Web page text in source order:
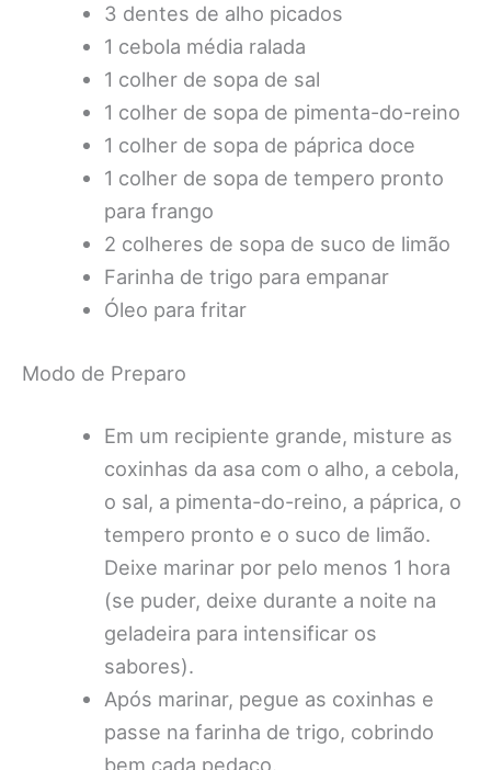
3 dentes de alho picados
1 cebola média ralada
1 colher de sopa de sal
1 colher de sopa de pimenta-do-reino
1 colher de sopa de páprica doce
1 colher de sopa de tempero pronto
para frango
2 colheres de sopa de suco de limão
Farinha de trigo para empanar
Óleo para fritar
Modo de Preparo
Em um recipiente grande, misture as
coxinhas da asa com o alho, a cebola,
o sal, a pimenta-do-reino, a páprica, o
tempero pronto e o suco de limão.
Deixe marinar por pelo menos 1 hora
(se puder, deixe durante a noite na
geladeira para intensificar os
sabores).
Após marinar, pegue as coxinhas e
passe na farinha de trigo, cobrindo
bem cada pedaço.